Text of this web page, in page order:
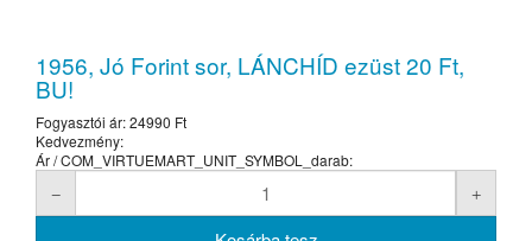
1956, Jó Forint sor, LÁNCHÍD ezüst 20 Ft,
BU!
Fogyasztói ár:24990 Ft
Kedvezmény:
Ár / COM_VIRTUEMART_UNIT_SYMBOL_darab: